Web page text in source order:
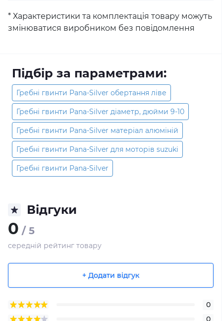
* Характеристики та комплектація товару можуть
змінюватися виробником без повідомлення
Підбір за параметрами:
Гребні гвинти Pana-Silver обертання ліве
Гребні гвинти Pana-Silver діаметр, дюйми 9-10
Гребні гвинти Pana-Silver матеріал алюміній
Гребні гвинти Pana-Silver для моторів suzuki
Гребні гвинти Pana-Silver
Відгуки
0 / 5
середній рейтинг товару
+ Додати відгук
0
0